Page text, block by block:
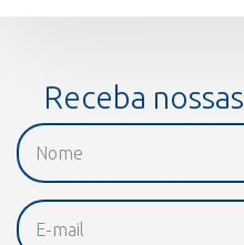
Receba nossas